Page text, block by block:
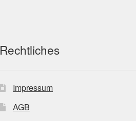
Rechtliches
Impressum
AGB